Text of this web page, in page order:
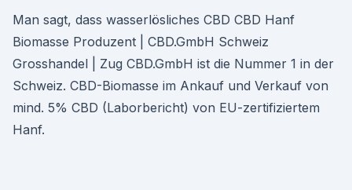
Man sagt, dass wasserlösliches CBD CBD Hanf
Biomasse Produzent | CBD.GmbH Schweiz
Grosshandel | Zug CBD.GmbH ist die Nummer 1 in der
Schweiz. CBD-Biomasse im Ankauf und Verkauf von
mind. 5% CBD (Laborbericht) von EU-zertifiziertem
Hanf.